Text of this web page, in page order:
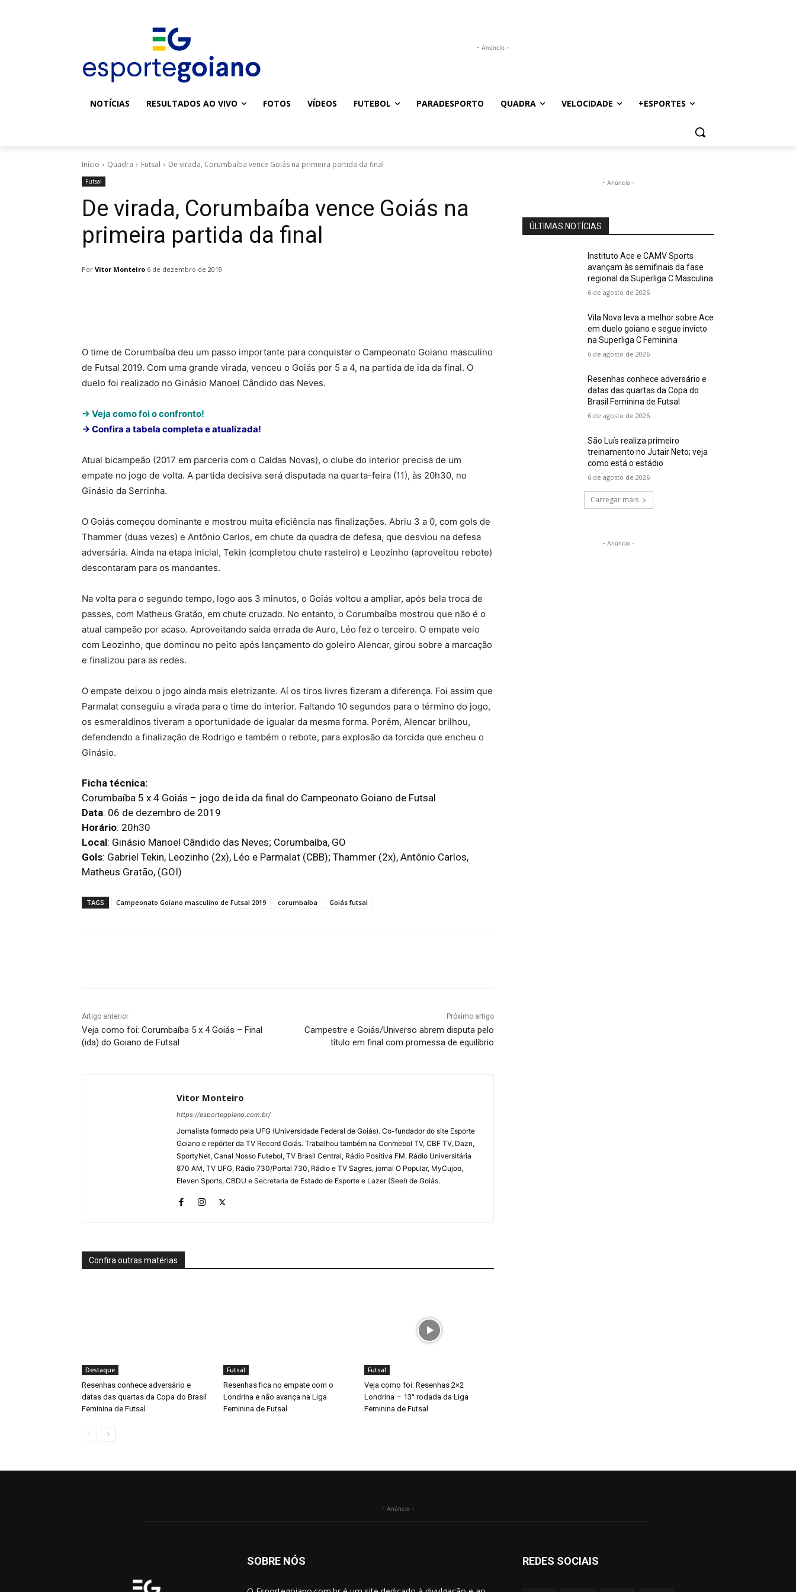
- Anúncio -
NOTÍCIAS RESULTADOS AO VIVO FOTOS VÍDEOS FUTEBOL PARADESPORTO QUADRA VELOCIDADE +ESPORTES
Início Quadra Futsal De virada, Corumbaíba vence Goiás na primeira partida da final
Futsal
De virada, Corumbaíba vence Goiás na
primeira partida da final
Por Vitor Monteiro 6 de dezembro de 2019
O time de Corumbaíba deu um passo importante para conquistar o Campeonato Goiano masculino
de Futsal 2019. Com uma grande virada, venceu o Goiás por 5 a 4, na partida de ida da final. O
duelo foi realizado no Ginásio Manoel Cândido das Neves.
-> Veja como foi o confronto!
-> Confira a tabela completa e atualizada!
Atual bicampeão (2017 em parceria com o Caldas Novas), o clube do interior precisa de um
empate no jogo de volta. A partida decisiva será disputada na quarta-feira (11), às 20h30, no
Ginásio da Serrinha.
O Goiás começou dominante e mostrou muita eficiência nas finalizações. Abriu 3 a 0, com gols de
Thammer (duas vezes) e Antônio Carlos, em chute da quadra de defesa, que desviou na defesa
adversária. Ainda na etapa inicial, Tekin (completou chute rasteiro) e Leozinho (aproveitou rebote)
descontaram para os mandantes.
Na volta para o segundo tempo, logo aos 3 minutos, o Goiás voltou a ampliar, após bela troca de
passes, com Matheus Gratão, em chute cruzado. No entanto, o Corumbaíba mostrou que não é o
atual campeão por acaso. Aproveitando saída errada de Auro, Léo fez o terceiro. O empate veio
com Leozinho, que dominou no peito após lançamento do goleiro Alencar, girou sobre a marcação
e finalizou para as redes.
O empate deixou o jogo ainda mais eletrizante. Aí os tiros livres fizeram a diferença. Foi assim que
Parmalat conseguiu a virada para o time do interior. Faltando 10 segundos para o término do jogo,
os esmeraldinos tiveram a oportunidade de igualar da mesma forma. Porém, Alencar brilhou,
defendendo a finalização de Rodrigo e também o rebote, para explosão da torcida que encheu o
Ginásio.
Ficha técnica:
Corumbaíba 5 x 4 Goiás – jogo de ida da final do Campeonato Goiano de Futsal
Data: 06 de dezembro de 2019
Horário: 20h30
Local: Ginásio Manoel Cândido das Neves; Corumbaíba, GO
Gols: Gabriel Tekin, Leozinho (2x), Léo e Parmalat (CBB); Thammer (2x), Antônio Carlos,
Matheus Gratão, (GOI)
TAGS Campeonato Goiano masculino de Futsal 2019 corumbaíba Goiás futsal
Artigo anterior
Veja como foi: Corumbaíba 5 x 4 Goiás – Final
(ida) do Goiano de Futsal
Próximo artigo
Campestre e Goiás/Universo abrem disputa pelo
título em final com promessa de equilíbrio
Vitor Monteiro
https://esportegoiano.com.br/
Jornalista formado pela UFG (Universidade Federal de Goiás). Co-fundador do site Esporte
Goiano e repórter da TV Record Goiás. Trabalhou também na Conmebol TV, CBF TV, Dazn,
SportyNet, Canal Nosso Futebol, TV Brasil Central, Rádio Positiva FM. Rádio Universitária
870 AM, TV UFG, Rádio 730/Portal 730, Rádio e TV Sagres, jornal O Popular, MyCujoo,
Eleven Sports, CBDU e Secretaria de Estado de Esporte e Lazer (Seel) de Goiás.
Confira outras matérias
Destaque
Resenhas conhece adversário e
datas das quartas da Copa do Brasil
Feminina de Futsal
Futsal
Resenhas fica no empate com o
Londrina e não avança na Liga
Feminina de Futsal
Futsal
Veja como foi: Resenhas 2×2
Londrina – 13° rodada da Liga
Feminina de Futsal
- Anúncio -
ÚLTIMAS NOTÍCIAS
Instituto Ace e CAMV Sports
avançam às semifinais da fase
regional da Superliga C Masculina
6 de agosto de 2026
Vila Nova leva a melhor sobre Ace
em duelo goiano e segue invicto
na Superliga C Feminina
6 de agosto de 2026
Resenhas conhece adversário e
datas das quartas da Copa do
Brasil Feminina de Futsal
6 de agosto de 2026
São Luís realiza primeiro
treinamento no Jutair Neto; veja
como está o estádio
6 de agosto de 2026
Carregar mais
- Anúncio -
- Anúncio -
SOBRE NÓS REDES SOCIAIS